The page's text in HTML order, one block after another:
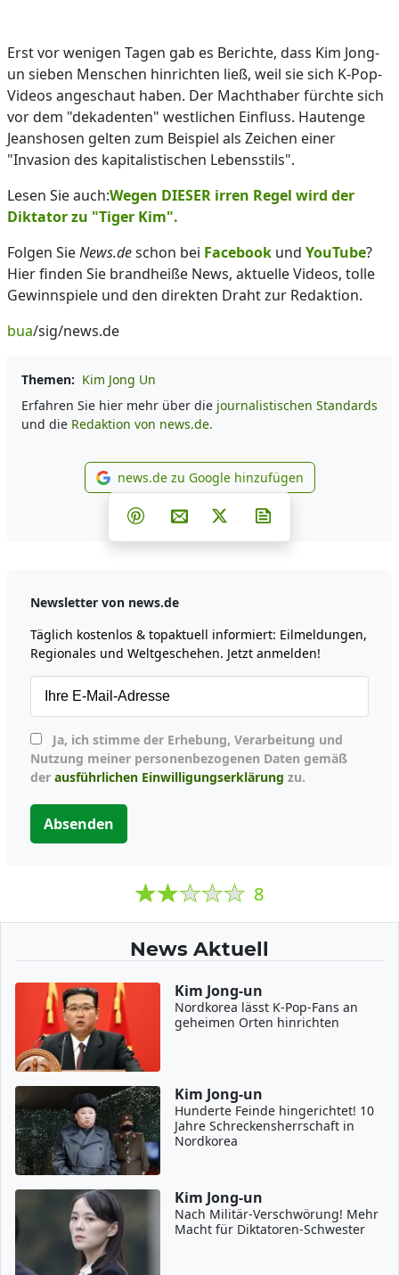
Erst vor wenigen Tagen gab es Berichte, dass Kim Jong-
un sieben Menschen hinrichten ließ, weil sie sich K-Pop-
Videos angeschaut haben. Der Machthaber fürchte sich
vor dem "dekadenten" westlichen Einfluss. Hautenge
Jeanshosen gelten zum Beispiel als Zeichen einer
"Invasion des kapitalistischen Lebensstils".
Lesen Sie auch:Wegen DIESER irren Regel wird der
Diktator zu "Tiger Kim".
Folgen SieNews.deschon bei Facebook und YouTube?
Hier finden Sie brandheiße News, aktuelle Videos, tolle
Gewinnspiele und den direkten Draht zur Redaktion.
bua/sig/news.de
Themen: Kim Jong Un
Erfahren Sie hier mehr über die journalistischen Standards
und die Redaktion von news.de.
news.de zu Google
news.de zu Google hinzufügen
Teilen auf Facebook
Teilen auf Whatsapp
Teilen auf Telegram
Teilen auf Pinterest
Per E-Mail teilen
Post auf X
Newsletter von news.de
Täglich kostenlos & topaktuell informiert: Eilmeldungen,
Regionales und Weltgeschehen. Jetzt anmelden!
Nutzung meiner personenbezogenen Daten gemäß
der ausführlichen Einwilligungserklärung zu.
Absenden
8
News Aktuell
Kim Jong-un
Nordkorea lässt K-Pop-Fans an
geheimen Orten hinrichten
Kim Jong-un
Hunderte Feinde hingerichtet! 10
Jahre Schreckensherrschaft in
Nordkorea
Kim Jong-un
Nach Militär-Verschwörung! Mehr
Macht für Diktatoren-Schwester